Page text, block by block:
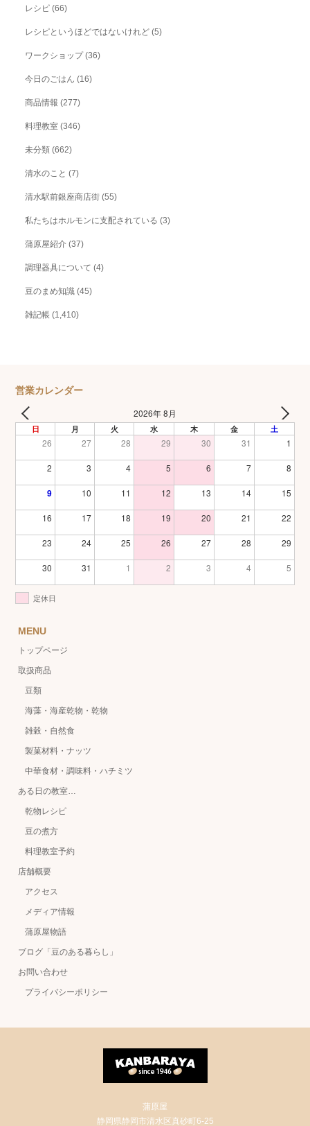
レシピ (66)
レシピというほどではないけれど (5)
ワークショップ(36)
今日のごはん (16)
商品情報 (277)
料理教室 (346)
未分類 (662)
清水のこと (7)
清水駅前銀座商店街 (55)
私たちはホルモンに支配されている (3)
蒲原屋紹介 (37)
調理器具について (4)
豆のまめ知識 (45)
雑記帳 (1,410)
営業カレンダー
2026年 8月
日 月 火 水 木 金 土
26 27 28 29 30 31 1
2 3 4 5 6 7 8
9 10 11 12 13 14 15
16 17 18 19 20 21 22
23 24 25 26 27 28 29
30 31 1 2 3 4 5
定休日
MENU
トップページ
取扱商品
豆類
海藻・海産乾物・乾物
雑穀・自然食
製菓材料・ナッツ
中華食材・調味料・ハチミツ
ある日の教室…
乾物レシピ
豆の煮方
料理教室予約
店舗概要
アクセス
メディア情報
蒲原屋物語
ブログ「豆のある暮らし」
お問い合わせ
プライバシーポリシー
蒲原屋
静岡県静岡市清水区真砂町6-25